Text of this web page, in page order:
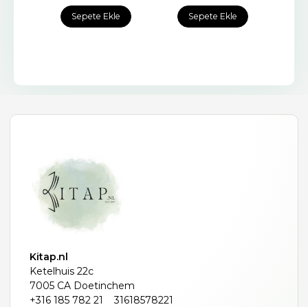
Sepete Ekle Sepete Ekle
Kitap.nl
Ketelhuis 22c
7005 CA Doetinchem
+316 185 782 21
31618578221